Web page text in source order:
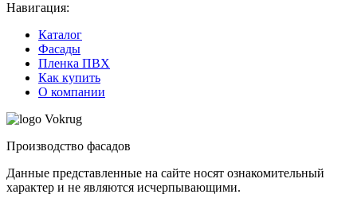
Навигация:
Каталог
Фасады
Пленка ПВХ
Как купить
О компании
Производство фасадов
Данные представленные на сайте носят ознакомительный
характер и не являются исчерпывающими.